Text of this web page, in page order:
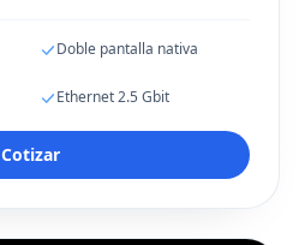
Doble pantalla nativa
Ethernet 2.5 Gbit
Cotizar